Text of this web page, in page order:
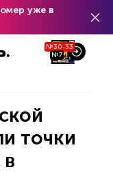
уже в
№30-33
№7
точки